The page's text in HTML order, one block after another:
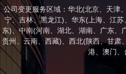
公司变更服务区域：华北(北京、 天津、
宁、吉林、黑龙江)、华东( 上海 江苏
东)、中南(河南 湖北 湖南 广东
贵州
云南 、西藏)、西北(陕西、 甘肃
港、 澳门